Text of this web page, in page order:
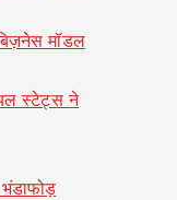
मॉडल
स्टेट्स ने